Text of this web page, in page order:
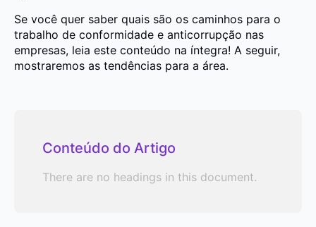
Se você quer saber quais são os caminhos para o
trabalho de conformidade e anticorrupção nas
empresas, leia este conteúdo na íntegra! A seguir,
mostraremos as tendências para a área.
Conteúdo do Artigo
There are no headings in this document.